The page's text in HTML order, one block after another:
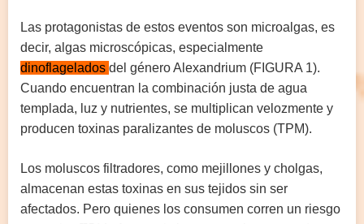
Las protagonistas de estos eventos son microalgas, es
decir, algas microscópicas, especialmente
dinoflagelados del género Alexandrium (FIGURA 1).
Cuando encuentran la combinación justa de agua
templada, luz y nutrientes, se multiplican velozmente y
producen toxinas paralizantes de moluscos (TPM).
Los moluscos filtradores, como mejillones y cholgas,
almacenan estas toxinas en sus tejidos sin ser
afectados. Pero quienes los consumen corren un riesgo